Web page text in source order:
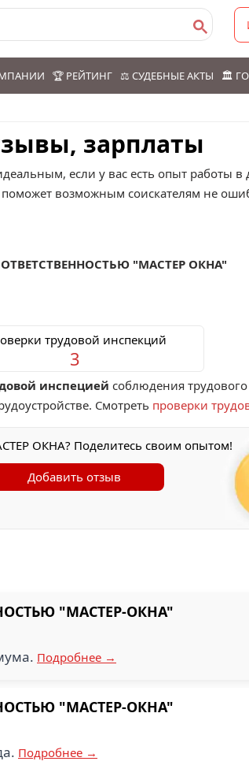
🏆 РЕЙТИНГ ⚖️ СУДЕБНЫЕ АКТЫ 🏛️
зарплаты
если у вас есть опыт работы
поможет возможным соискателям не
"МАСТЕР ОКНА"
трудовой инспекций
3
инспецией соблюдения
Смотреть проверки
ОКНА? Поделитесь своим опытом!
Добавить отзыв
"МАСТЕР-ОКНА"
Подробнее →
"МАСТЕР-ОКНА"
Подробнее →